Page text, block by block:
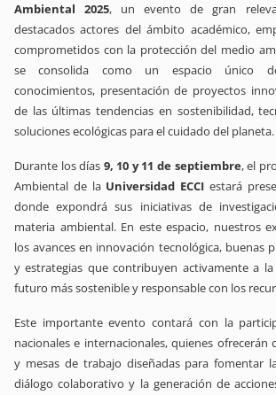
Ambiental 2025, un evento de gran
destacados actores del ámbito académico,
comprometidos con la protección del medio
se consolida como un espacio único
conocimientos, presentación de proyectos
de las últimas tendencias en sostenibilidad,
soluciones ecológicas para el cuidado del planeta.
Durante los días 9, 10 y 11 de septiembre, el
Ambiental de la Universidad ECCI estará
donde expondrá sus iniciativas de
materia ambiental. En este espacio, nuestros
los avances en innovación tecnológica, buenas
y estrategias que contribuyen activamente a
futuro más sostenible y responsable con los
Este importante evento contará con la
nacionales e internacionales, quienes ofrecerán
y mesas de trabajo diseñadas para fomentar
diálogo colaborativo y la generación de